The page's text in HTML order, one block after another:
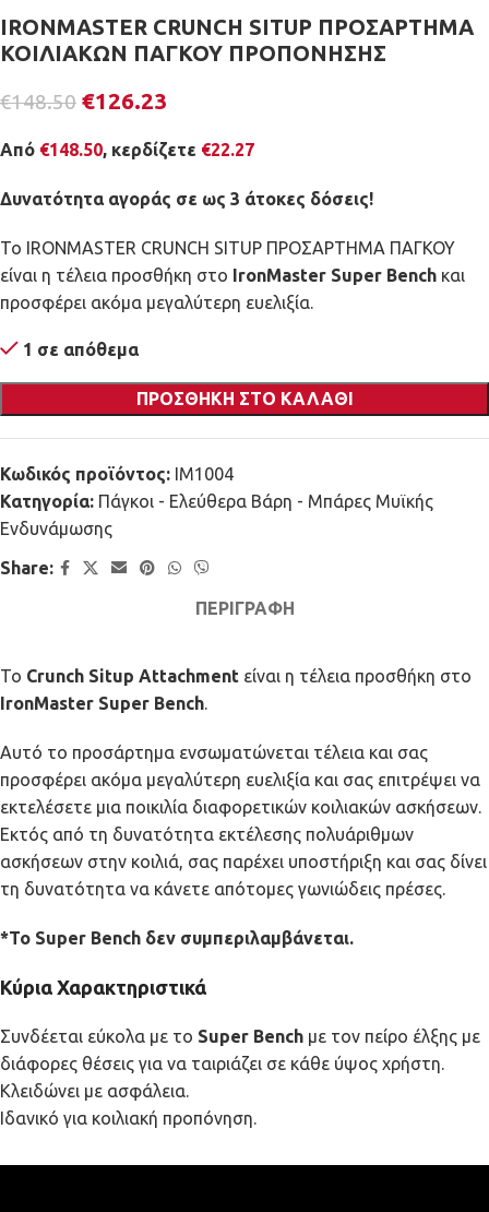
IRONMASTER CRUNCH SITUP ΠΡΟΣΑΡΤΗΜΑ
ΚΟΙΛΙΑΚΩΝ ΠΑΓΚΟΥ ΠΡΟΠΟΝΗΣΗΣ
€148.50 €126.23
Από €148.50, κερδίζετε €22.27
Δυνατότητα αγοράς σε ως 3 άτοκες δόσεις!
Το IRONMASTER CRUNCH SITUP ΠΡΟΣΑΡΤΗΜΑ ΠΑΓΚΟΥ
είναι η τέλεια προσθήκη στο
IronMaster Super Bench και
προσφέρει ακόμα μεγαλύτερη ευελιξία.
1 σε απόθεμα
ΠΡΟΣΘΉΚΗ ΣΤΟ ΚΑΛΆΘΙ
Κωδικός προϊόντος: IM1004
Κατηγορία: Πάγκοι - Ελεύθερα Βάρη - Μπάρες Μυϊκής
Ενδυνάμωσης
Share:
ΠΕΡΙΓΡΑΦΉ
Το Crunch Situp Attachment είναι η τέλεια προσθήκη στο
IronMaster Super Bench.
Αυτό το προσάρτημα ενσωματώνεται τέλεια και σας
προσφέρει ακόμα μεγαλύτερη ευελιξία και σας επιτρέψει να
εκτελέσετε μια ποικιλία διαφορετικών κοιλιακών ασκήσεων.
Εκτός από τη δυνατότητα εκτέλεσης πολυάριθμων
ασκήσεων στην κοιλιά, σας παρέχει υποστήριξη και σας δίνει
τη δυνατότητα να κάνετε απότομες γωνιώδεις πρέσες.
*Το Super Bench δεν συμπεριλαμβάνεται.
Κύρια Χαρακτηριστικά
Συνδέεται εύκολα με το Super Bench με τον πείρο έλξης με
διάφορες θέσεις για να ταιριάζει σε κάθε ύψος χρήστη.
Κλειδώνει με ασφάλεια.
Ιδανικό για κοιλιακή προπόνηση.